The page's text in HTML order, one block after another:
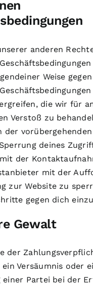
anderen
Weise
die wir für
Verstoß zu
der
deines
der
mit der
zur Website zu
gegen dich
Gewalt
der
Versäumnis oder
einer Partei bei der